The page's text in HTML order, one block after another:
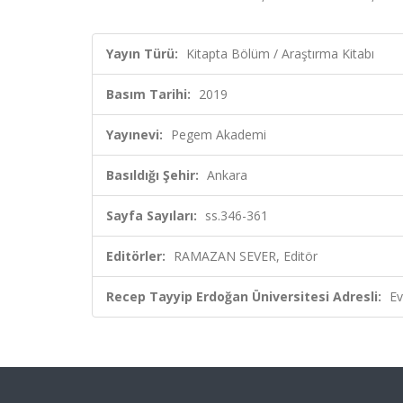
Yayın Türü: Kitapta Bölüm / Araştırma Kitabı
Basım Tarihi: 2019
Yayınevi: Pegem Akademi
Basıldığı Şehir: Ankara
Sayfa Sayıları: ss.346-361
Editörler: RAMAZAN SEVER, Editör
Recep Tayyip Erdoğan Üniversitesi Adresli: